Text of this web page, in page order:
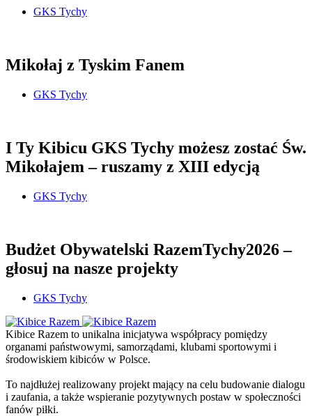
GKS Tychy
Mikołaj z Tyskim Fanem
GKS Tychy
I Ty Kibicu GKS Tychy możesz zostać Św.
Mikołajem – ruszamy z XIII edycją
GKS Tychy
Budżet Obywatelski RazemTychy2026 –
głosuj na nasze projekty
GKS Tychy
Kibice Razem to unikalna inicjatywa współpracy pomiędzy
organami państwowymi, samorządami, klubami sportowymi i
środowiskiem kibiców w Polsce.
To najdłużej realizowany projekt mający na celu budowanie dialogu
i zaufania, a także wspieranie pozytywnych postaw w społeczności
fanów piłki.